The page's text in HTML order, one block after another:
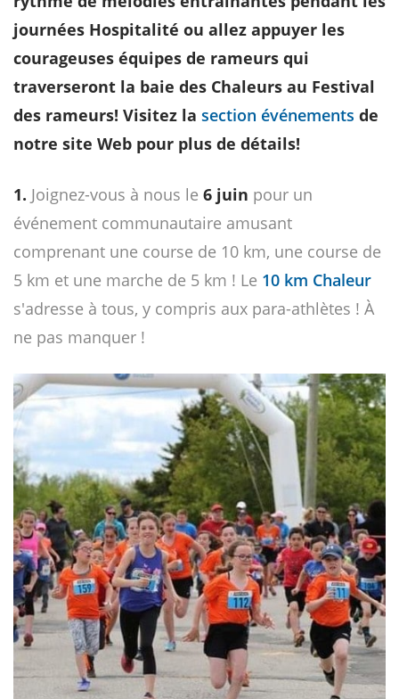
journées Hospitalité ou allez appuyer les
courageuses équipes de rameurs qui
traverseront la baie des Chaleurs au Festival
des rameurs! Visitez la section événements de
notre site Web pour plus de détails!
1. Joignez-vous à nous le 6 juin pour un
événement communautaire amusant
comprenant une course de 10 km, une course de
5 km et une marche de 5 km ! Le 10 km Chaleur
s'adresse à tous, y compris aux para-athlètes ! À
ne pas manquer !